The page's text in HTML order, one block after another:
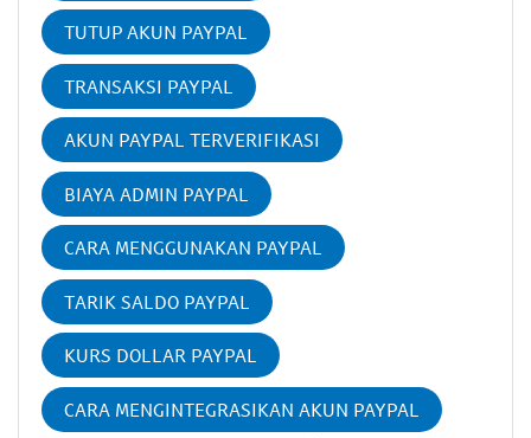
TUTUP AKUN PAYPAL
TRANSAKSI PAYPAL
AKUN PAYPAL TERVERIFIKASI
BIAYA ADMIN PAYPAL
CARA MENGGUNAKAN PAYPAL
TARIK SALDO PAYPAL
KURS DOLLAR PAYPAL
CARA MENGINTEGRASIKAN AKUN PAYPAL